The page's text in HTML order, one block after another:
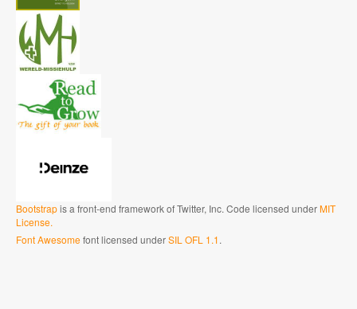
Bootstrapis a front-end framework of Twitter, Inc. Code licensed underMIT
License.
Font Awesomefont licensed underSIL OFL 1.1.